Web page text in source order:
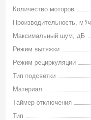
Количество моторов
Производительность, м³/ч
Максимальный шум, дБ
Режим вытяжки
Режим рециркуляции
Тип подсветки
Материал
Таймер отключения
Тип